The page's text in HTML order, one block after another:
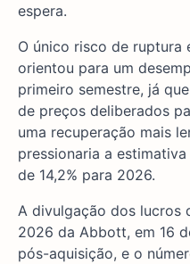
espera.
O único risco de ruptura
orientou para um
primeiro semestre, já
de preços deliberados
uma recuperação mais
pressionaria a
de 14,2% para 2026.
A divulgação dos lucros
2026 da Abbott, em 16
pós-aquisição, e o